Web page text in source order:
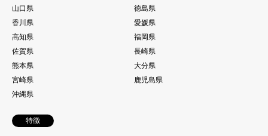
山口県
徳島県
香川県
愛媛県
高知県
福岡県
佐賀県
長崎県
熊本県
大分県
宮崎県
鹿児島県
沖縄県
特徴